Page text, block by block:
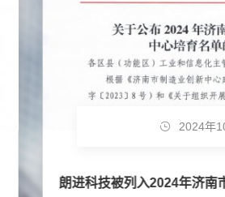
2024年10月
朗进科技被列入2024年济南市制